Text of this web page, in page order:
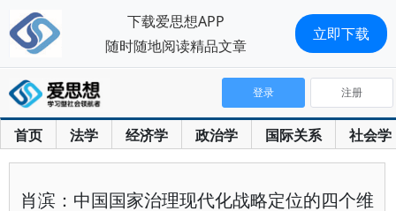
首页 法学 经济学 政治学 国际关系 社会学
登录 注册
肖滨：中国国家治理现代化战略定位的四个维
下载爱思想APP
随时随地阅读精品文章
立即下载